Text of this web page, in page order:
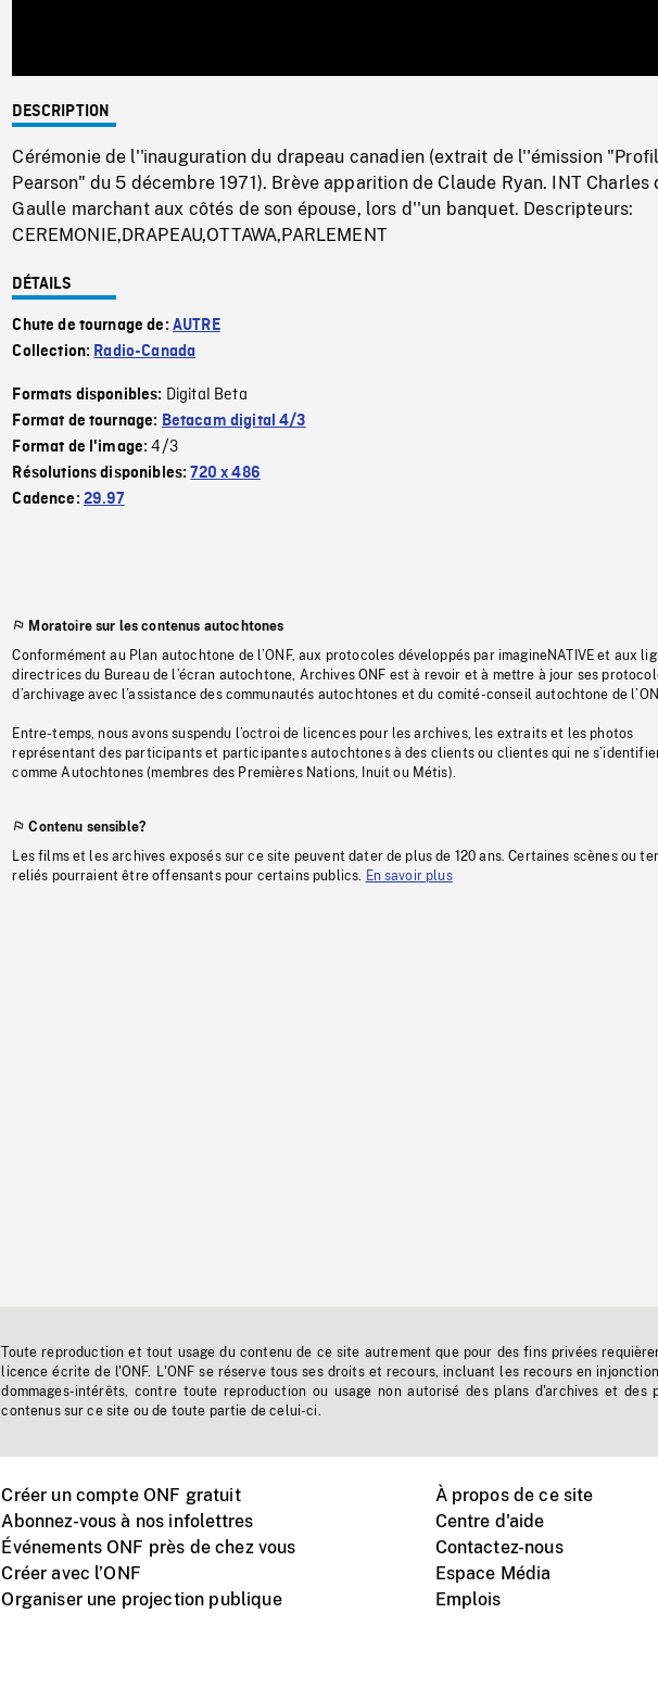
0%
DESCRIPTION
Cérémonie de l''inauguration du drapeau canadien (extrait de l''émission "Profil
Pearson" du 5 décembre 1971). Brève apparition de Claude Ryan. INT Charles
Gaulle marchant aux côtés de son épouse, lors d''un banquet. Descripteurs:
CEREMONIE,DRAPEAU,OTTAWA,PARLEMENT
DÉTAILS
Chute de tournage de: AUTRE
Collection: Radio-Canada
Formats disponibles: Digital Beta
Format de tournage: Betacam digital 4/3
Format de l'image:4/3
Résolutions disponibles:720 x 486
Cadence: 29.97
Moratoire sur les contenus autochtones
Conformément au Plan autochtone de l’ONF, aux protocoles développés par imagineNATIVE et aux
directrices du Bureau de l’écran autochtone, Archives ONF est à revoir et à mettre à jour ses
d’archivage avec l’assistance des communautés autochtones et du comité-conseil autochtone de
Entre-temps, nous avons suspendu l’octroi de licences pour les archives, les extraits et les photos
représentant des participants et participantes autochtones à des clients ou clientes qui ne
comme Autochtones (membres des Premières Nations, Inuit ou Métis).
Contenu sensible?
Les films et les archives exposés sur ce site peuvent dater de plus de 120 ans. Certaines scènes ou
reliés pourraient être offensants pour certains publics.
En savoir plus
Toute reproduction et tout usage du contenu de ce site autrement que pour des fins privées
licence écrite de l'ONF. L'ONF se réserve tous ses droits et recours, incluant les recours en
dommages-intérêts, contre toute reproduction ou usage non autorisé des plans d'archives et des
contenus sur ce site ou de toute partie de celui-ci.
Créer un compte ONF gratuit
Abonnez-vous à nos infolettres
Événements ONF près de chez vous
Créer avec l’ONF
Organiser une projection publique
À propos de ce site
Centre d'aide
Contactez-nous
Espace Média
Emplois